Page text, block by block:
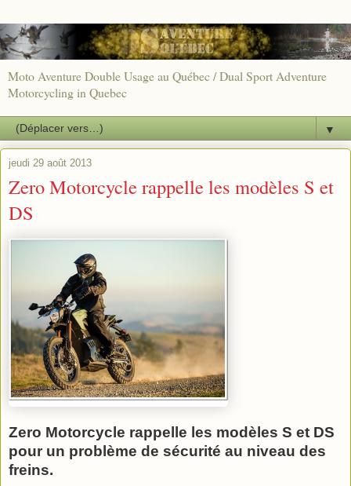
Moto Aventure Double Usage au Québec / Dual Sport Adventure
Motorcycling in Quebec
▼
jeudi 29 août 2013
Zero Motorcycle rappelle les modèles S et
DS
Zero Motorcycle rappelle les modèles S et DS
pour un problème de sécurité au niveau des
freins.